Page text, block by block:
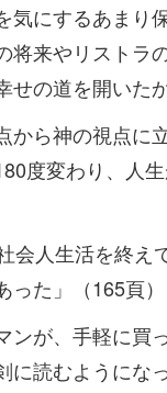
気にするあまり
将来やリストラ
の道を開いた
ら神の視点に
度変わり、人
会人生活を終
た」（165頁）
が、手軽に買
読むようにな